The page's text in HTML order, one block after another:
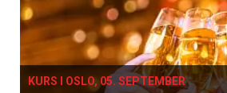
KURS I OSLO, 05. SEPTEMBER